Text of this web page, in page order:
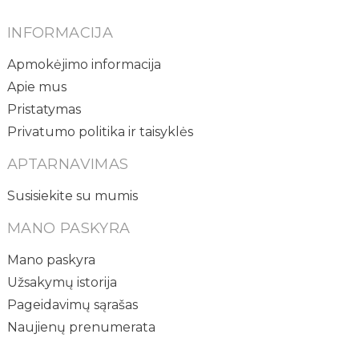
INFORMACIJA
Apmokėjimo informacija
Apie mus
Pristatymas
Privatumo politika ir taisyklės
APTARNAVIMAS
Susisiekite su mumis
MANO PASKYRA
Mano paskyra
Užsakymų istorija
Pageidavimų sąrašas
Naujienų prenumerata